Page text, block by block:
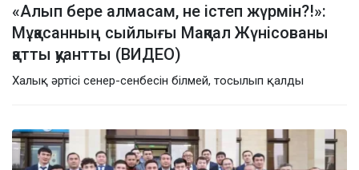
«Алып бере алмасам, не істеп жүрмін?!»:
Мұқасанның сыйлығы Мақпал Жүнісованы
қатты қуантты (ВИДЕО)
Халық әртісі сенер-сенбесін білмей, тосылып қалды